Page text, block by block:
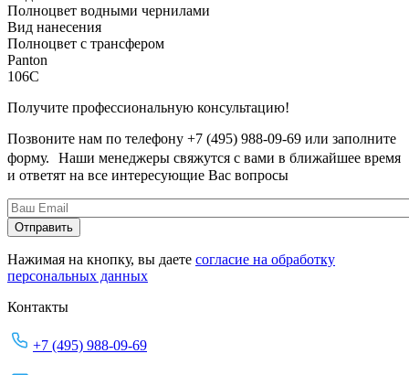
Полноцвет водными чернилами
Вид нанесения
Полноцвет с трансфером
Panton
106C
Получите профессиональную консультацию!
Позвоните нам по телефону +7 (495) 988-09-69 или заполните
форму. Наши менеджеры свяжутся с вами в ближайшее время
и ответят на все интересующие Вас вопросы
Нажимая на кнопку, вы даете согласие на обработку
персональных данных
Контакты
+7 (495) 988-09-69